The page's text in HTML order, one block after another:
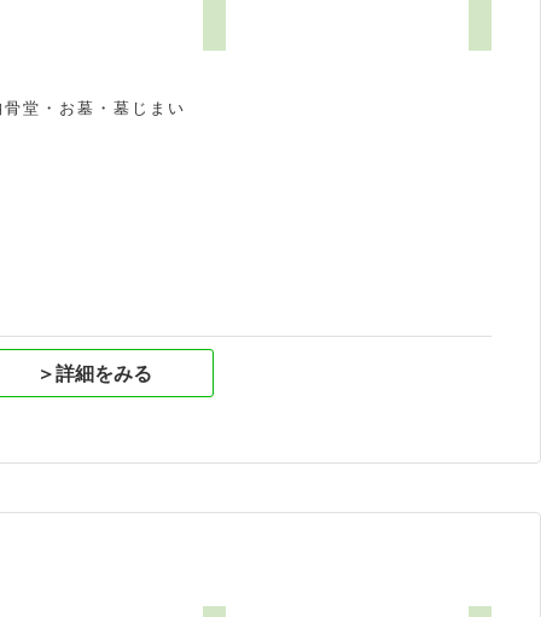
堂・お墓・墓じまい
＞詳細をみる